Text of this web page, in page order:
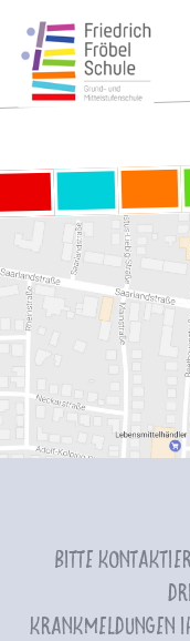
Bitte
Krankmeldungen